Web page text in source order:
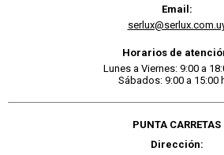
Email:
Horarios de
Lunes a Viernes: 9:00 a
Sábados: 9:00 a 15:00
PUNTA CARRETAS
Dirección: